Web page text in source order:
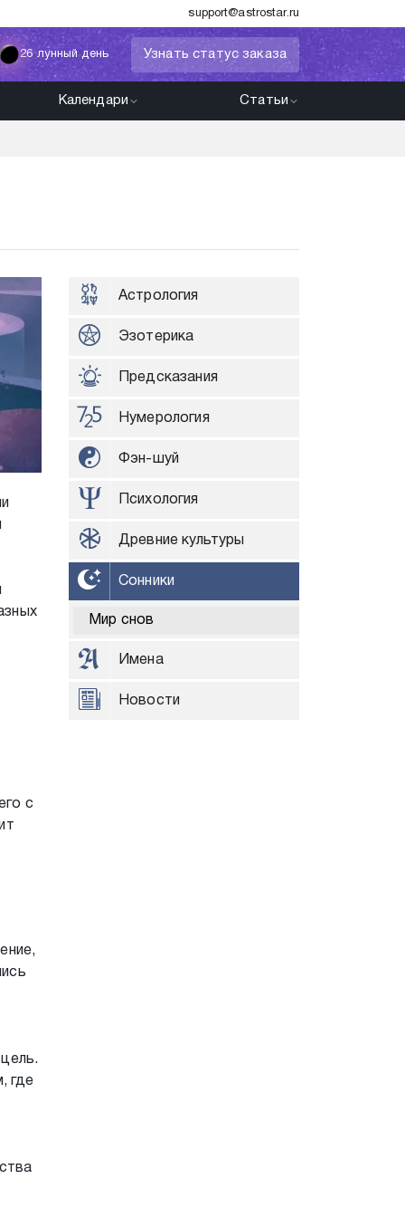
support@astrostar.ru
26 лунный день Узнать статус заказа
Календари Статьи
с
где
Астрология
Эзотерика
Предсказания
Нумерология
Фэн-шуй
Психология
Древние культуры
Сонники
Мир снов
Имена
Новости